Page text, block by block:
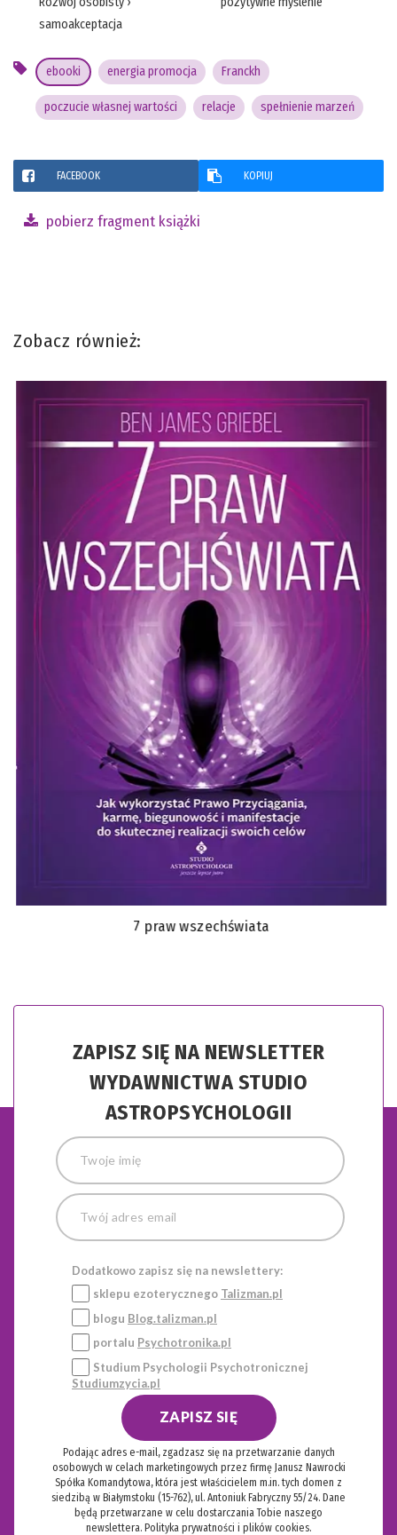
samoakceptacja
ebooki energia promocja Franckh
poczucie własnej wartości relacje spełnienie marzeń
FACEBOOK KOPIUJ
pobierz fragment książki
Zobacz również:
7 praw wszechświata
ZAPISZ SIĘ NA NEWSLETTER
WYDAWNICTWA STUDIO
ASTROPSYCHOLOGII
Dodatkowo zapisz się na newslettery:
sklepu ezoterycznego Talizman.pl
blogu Blog.talizman.pl
portalu Psychotronika.pl
Studium Psychologii Psychotronicznej
Studiumzycia.pl
ZAPISZ SIĘ
Podając adres e-mail, zgadzasz się na przetwarzanie danych
osobowych w celach marketingowych przez firmę Janusz Nawrocki
Spółka Komandytowa, która jest właścicielem m.in. tych domen z
siedzibą w Białymstoku (15-762), ul. Antoniuk Fabryczny 55/24. Dane
będą przetwarzane w celu dostarczania Tobie naszego
newslettera. Polityka prywatności i plików cookies.